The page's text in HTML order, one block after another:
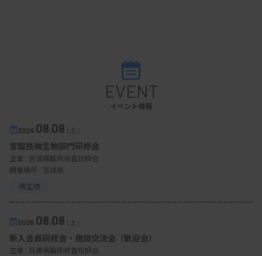
EVENT
イベント情報
2026. 08.08（土）
宮臨技微生物部門研修会
主催 : 宮城県臨床検査技師会
開催場所 : 宮城県
微生物
2026. 08.08（土）
新入会員研修会・施設交流会（歓迎会）
主催 : 兵庫県臨床検査技師会